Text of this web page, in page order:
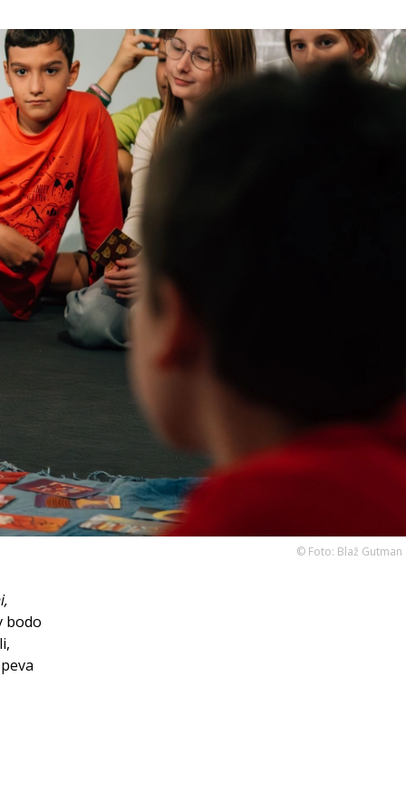
© Foto: Blaž Gutman
bodo